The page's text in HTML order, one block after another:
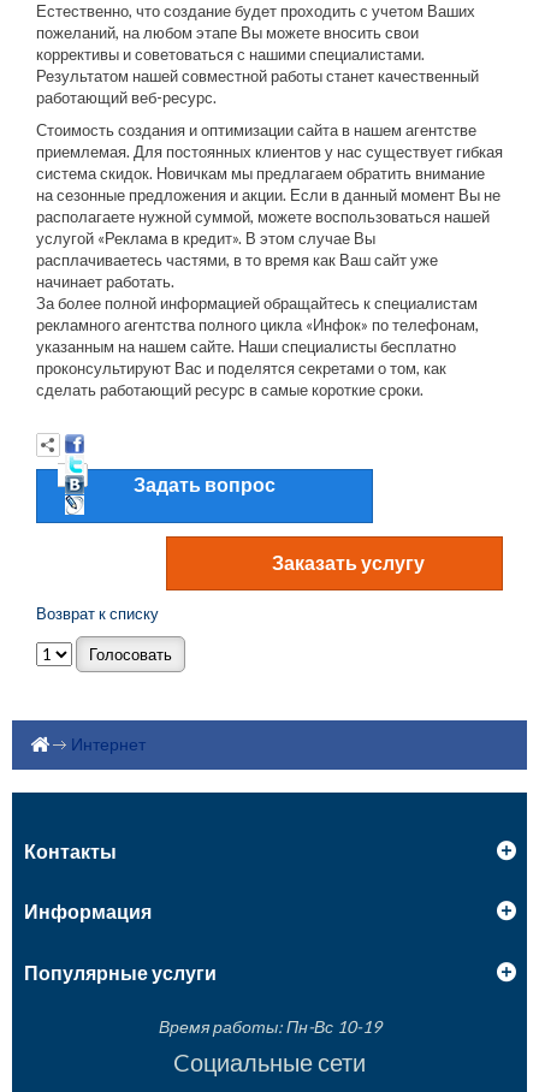
Естественно, что создание будет проходить с учетом Ваших
пожеланий, на любом этапе Вы можете вносить свои
коррективы и советоваться с нашими специалистами.
Результатом нашей совместной работы станет качественный
работающий веб-ресурс.
Стоимость создания и оптимизации сайта в нашем агентстве
приемлемая. Для постоянных клиентов у нас существует гибкая
система скидок. Новичкам мы предлагаем обратить внимание
на сезонные предложения и акции. Если в данный момент Вы не
располагаете нужной суммой, можете воспользоваться нашей
услугой «Реклама в кредит». В этом случае Вы
расплачиваетесь частями, в то время как Ваш сайт уже
начинает работать.
За более полной информацией обращайтесь к специалистам
рекламного агентства полного цикла «Инфок» по телефонам,
указанным на нашем сайте. Наши специалисты бесплатно
проконсультируют Вас и поделятся секретами о том, как
сделать работающий ресурс в самые короткие сроки.
Задать вопрос
Возврат к списку
Интернет
Контакты
Информация
Популярные услуги
Время работы: Пн-Вс 10-19
Cоциальные сети